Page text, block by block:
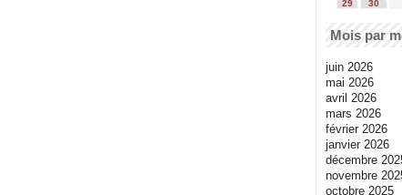
29
30
Mois par
juin 2026
mai 2026
avril 2026
mars 2026
février 2026
janvier 2026
décembre
novembre
octobre 2025